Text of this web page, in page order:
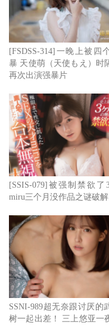
作品：2019年10月19
代号：SSNI-603
发行时间：FANZAア
前後左右から同時に痴
[天使
[FSDSS-314]一晚上被四
暴 天使萌（天使もえ）时
再次出演强暴片
[SSIS-079]被强制禁欲了
miru三个月没作品之谜破解
SSNI-989超无奈跟讨厌的
树一起出差！ 三上悠亚一